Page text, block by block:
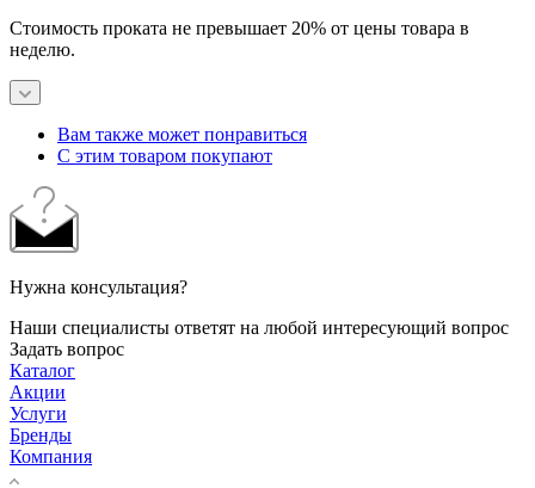
Стоимость проката не превышает 20% от цены товара в
неделю.
Вам также может понравиться
С этим товаром покупают
Нужна консультация?
Наши специалисты ответят на любой интересующий вопрос
Задать вопрос
Каталог
Акции
Услуги
Бренды
Компания